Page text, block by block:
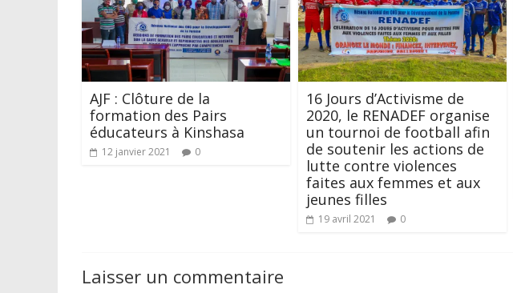
AJF : Clôture de la
formation des Pairs
éducateurs à Kinshasa
12 janvier 2021 0
16 Jours d’Activisme de
2020, le RENADEF organise
un tournoi de football afin
de soutenir les actions de
lutte contre violences
faites aux femmes et aux
jeunes filles
19 avril 2021 0
Laisser un commentaire